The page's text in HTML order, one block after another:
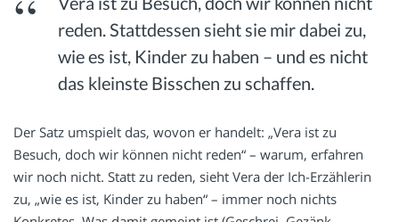
reden. Stattdessen sieht sie mir dabei zu,
wie es ist, Kinder zu haben – und es nicht
das kleinste Bisschen zu schaffen.
Der Satz umspielt das, wovon er handelt: „Vera ist zu
Besuch, doch wir können nicht reden“ – warum, erfahren
wir noch nicht. Statt zu reden, sieht Vera der Ich-Erzählerin
zu, „wie es ist, Kinder zu haben“ – immer noch nichts